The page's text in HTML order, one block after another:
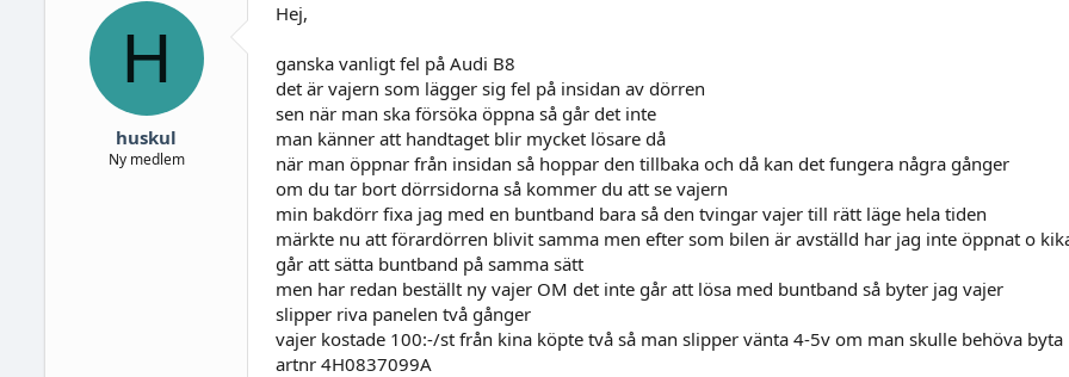
H
huskul
Ny medlem
Hej,
ganska vanligt fel på Audi B8
det är vajern som lägger sig fel på insidan av dörren
sen när man ska försöka öppna så går det inte
man känner att handtaget blir mycket lösare då
när man öppnar från insidan så hoppar den tillbaka och då kan det fungera några gånger
om du tar bort dörrsidorna så kommer du att se vajern
min bakdörr fixa jag med en buntband bara så den tvingar vajer till rätt läge hela tiden
märkte nu att förardörren blivit samma men efter som bilen är avställd har jag inte öppnat o
går att sätta buntband på samma sätt
men har redan beställt ny vajer OM det inte går att lösa med buntband så byter jag vajer
slipper riva panelen två gånger
vajer kostade 100:-/st från kina köpte två så man slipper vänta 4-5v om man skulle behöva byta
artnr 4H0837099A